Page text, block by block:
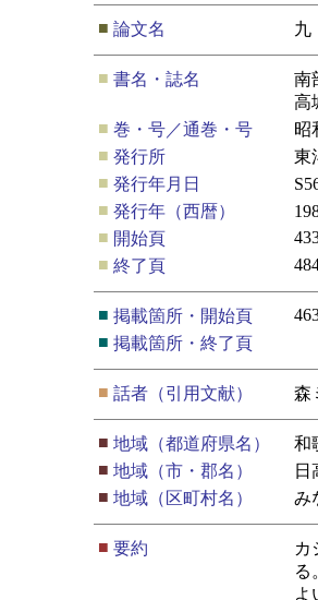
■ 論文名 九
■ 書名・誌名
南
高
■ 巻・号／通巻・号
昭
■ 発行所
東
■ 発行年月日
■ 発行年（西暦）
■ 開始頁
■ 終了頁
■ 掲載箇所・開始頁
■ 掲載箇所・終了頁
■ 話者（引用文献） 森
■ 地域（都道府県名）
和
■ 地域（市・郡名）
日
■ 地域（区町村名） み
■ 要約
カ
る
よ